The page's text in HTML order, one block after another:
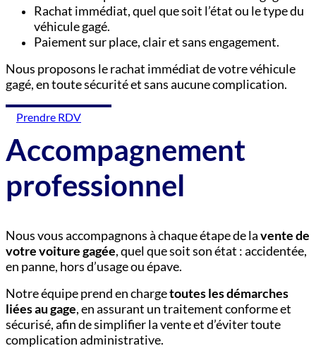
Rachat immédiat, quel que soit l’état ou le type du
véhicule gagé.
Paiement sur place, clair et sans engagement.
Nous proposons le rachat immédiat de votre véhicule
gagé, en toute sécurité et sans aucune complication.
Prendre RDV
Accompagnement
professionnel
Nous vous accompagnons à chaque étape de lavente de
votre voiture gagée, quel que soit son état : accidentée,
en panne, hors d’usage ou épave.
Notre équipe prend en chargetoutes les démarches
liées au gage, en assurant un traitement conforme et
sécurisé, afin de simplifier la vente et d’éviter toute
complication administrative.